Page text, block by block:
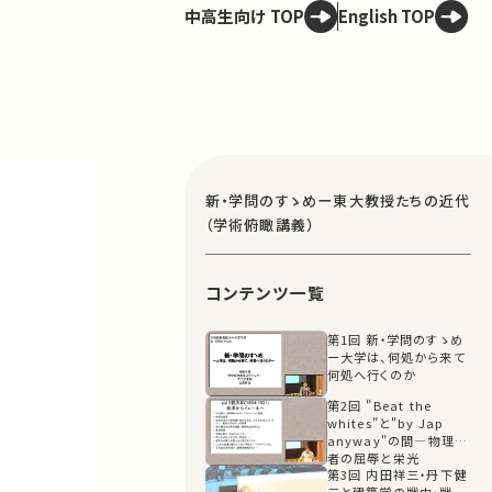
中高生向け TOP English TOP
新・学問のすゝめー東大教授たちの近代
（学術俯瞰講義）
コンテンツ一覧
第1回 新・学問のすゝめ
ー大学は、何処から来て
何処へ行くのか
第2回 "Beat the
whites"と"by Jap
anyway"の間―物理学
者の屈辱と栄光
第3回 内田祥三・丹下健